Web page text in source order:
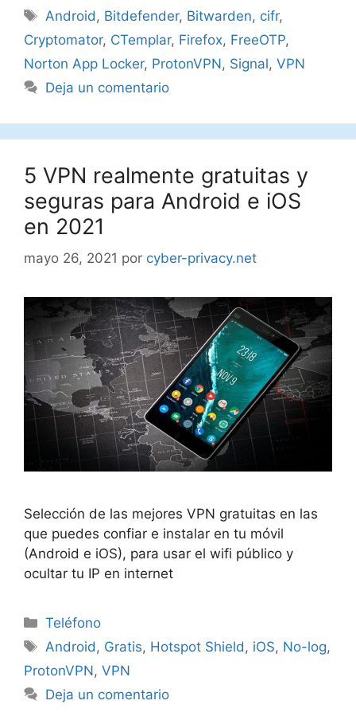
Etiquetas
Android , Bitdefender, Bitwarden, cifr,
Cryptomator, CTemplar, Firefox, FreeOTP,
Norton App Locker, ProtonVPN, Signal, VPN
Deja un comentario
5 VPN realmente gratuitas y
seguras para Android e iOS
en 2021
mayo 26, 2021 por cyber-privacy.net
Selección de las mejores VPN gratuitas en las
que puedes confiar e instalar en tu móvil
(Android e iOS), para usar el wifi público y
ocultar tu IP en internet
Categorías
Teléfono
Etiquetas
Android , Gratis, Hotspot Shield , iOS, No-log,
ProtonVPN, VPN
Deja un comentario